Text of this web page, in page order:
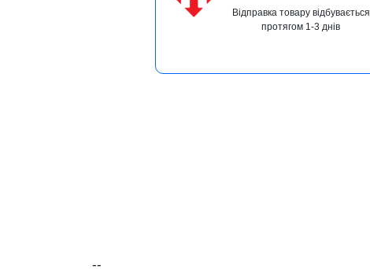
Відправка товару відбувається
протягом 1-3 днів
--